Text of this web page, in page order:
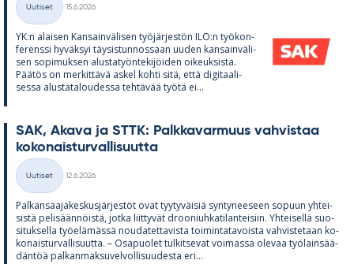
Kategoriat
Uutiset
15.6.2026
YK:n alai­sen Kan­sain­vä­li­sen työ­jär­jes­tön ILO:n työ­kon­
fe­renssi hy­väk­syi täy­sis­tun­nos­saan uu­den kan­sain­vä­li­
sen so­pi­muk­sen alus­ta­työn­te­ki­jöi­den oi­keuk­sista.
Pää­tös on mer­kit­tävä as­kel kohti sitä, että di­gi­taa­li­
sessa alus­ta­ta­lou­dessa teh­tä­vää työtä ei...
SAK, Akava ja STTK: Palk­ka­var­muus vah­vis­taa
ko­ko­nais­tur­val­li­suutta
Kategoriat
Uutiset
12.6.2026
Pal­kan­saa­ja­kes­kus­jär­jes­töt ovat tyy­ty­väi­siä syn­ty­nee­seen so­puun yh­tei­
sistä pe­li­sään­nöistä, jotka liit­ty­vät droo­niuh­ka­ti­lan­tei­siin. Yh­tei­sellä suo­
si­tuk­sella työ­elä­mässä nou­da­tet­ta­vista toi­min­ta­ta­voista vah­vis­te­taan ko­
ko­nais­tur­val­li­suutta. – Os­a­puo­let tul­kit­se­vat voi­massa ole­vaa työ­lain­sää­
dän­töä pal­kan­mak­su­vel­vol­li­suu­desta eri...